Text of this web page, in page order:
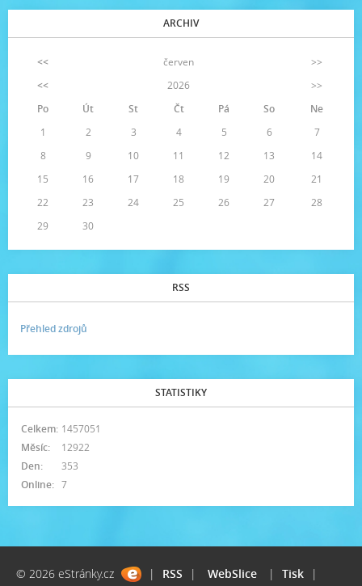
ARCHIV
<< červen
>>
<<
2026
>>
Po
Út St Čt Pá So
Ne
1
2 3 4 5 6
7
8
9 10 11 12 13
14
15
16 17 18 19 20
21
22
23 24 25 26 27
28
29
30
RSS
Přehled zdrojů
STATISTIKY
Online: 7
Celkem: 1457051
Měsíc:
12922
Den:
353
© 2026 eStránky.cz | RSS | WebSlice | Tisk
|